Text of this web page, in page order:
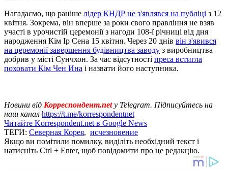
Нагадаємо, що раніше лідер КНДР не з'являвся на публіці з 12
квітня. Зокрема, він вперше за роки свого правління не взяв
участі в урочистій церемонії з нагоди 108-ї річниці від дня
народження Кім Ір Сена 15 квітня. Через 20 днів він з'явився
на церемонії завершення будівництва заводу з виробництва
добрив у місті Сунчхон. За час відсутності преса встигла
поховати Кім Чен Ина і назвати його наступника.
Новини від Корреспондент.net у Telegram. Підписуйтесь на
наш канал https://t.me/korrespondentnet
Читайте Korrespondent.net в Google News
ТЕГИ: Северная Корея, исчезновение
Якщо ви помітили помилку, виділіть необхідний текст і
натисніть Ctrl + Enter, щоб повідомити про це редакцію.